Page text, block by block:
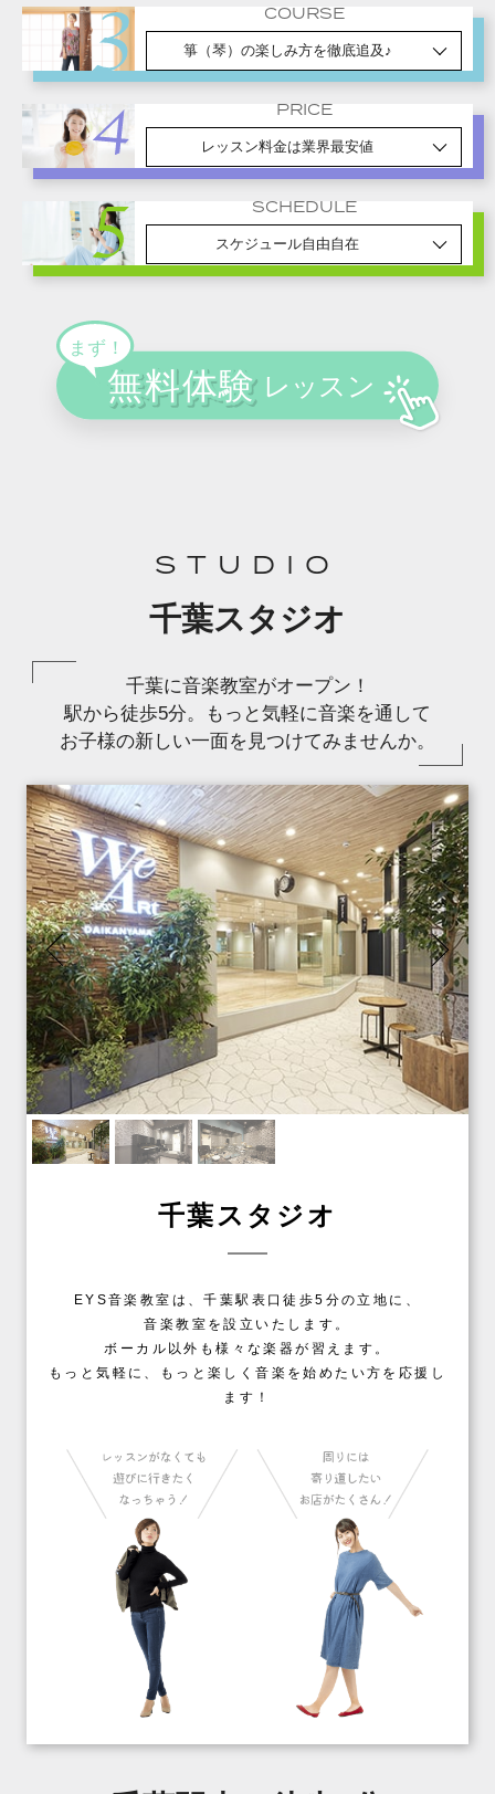
COURSE
箏（琴）の楽しみ方を徹底追及♪
PRICE
レッスン料金は業界最安値
SCHEDULE
スケジュール自由自在
STUDIO
千葉スタジオ
千葉に音楽教室がオープン！
駅から徒歩5分。もっと気軽に音楽を通して
お子様の新しい一面を見つけてみませんか。
千葉スタジオ
EYS音楽教室は、千葉駅表口徒歩5分の立地に、
音楽教室を設立いたします。
ボーカル以外も様々な楽器が習えます。
もっと気軽に、もっと楽しく音楽を始めたい方を応援し
ます！